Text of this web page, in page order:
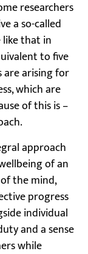
researchers
a so-called
that in
to five
are arising for
which are
of this is –
approach
of an
the mind,
progress
individual
and a sense
while